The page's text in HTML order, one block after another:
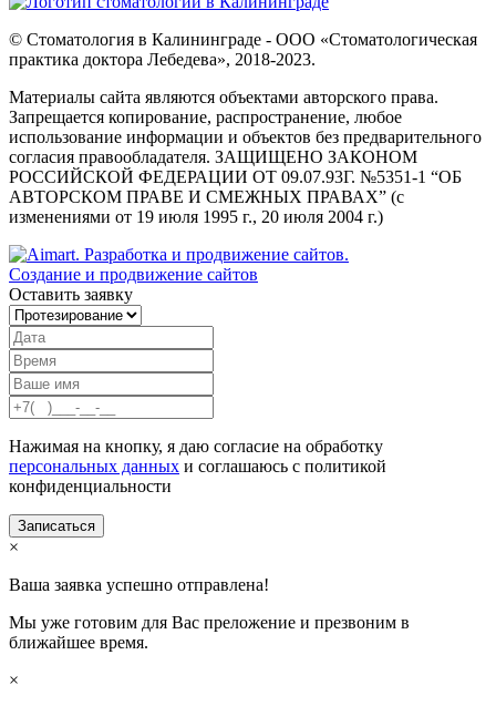
© Стоматология в Калининграде - ООО «Стоматологическая
практика доктора Лебедева», 2018-2023.
Материалы сайта являются объектами авторского права.
Запрещается копирование, распространение, любое
использование информации и объектов без предварительного
согласия правообладателя. ЗАЩИЩЕНО ЗАКОНОМ
РОССИЙСКОЙ ФЕДЕРАЦИИ ОТ 09.07.93Г. №5351-1 “ОБ
АВТОРСКОМ ПРАВЕ И СМЕЖНЫХ ПРАВАХ” (с
изменениями от 19 июля 1995 г., 20 июля 2004 г.)
Создание и продвижение сайтов
Оставить заявку
Нажимая на кнопку, я даю согласие на обработку
персональных данных и соглашаюсь с политикой
конфиденциальности
×
Ваша заявка успешно отправлена!
Мы уже готовим для Вас преложение и презвоним в
ближайшее время.
×